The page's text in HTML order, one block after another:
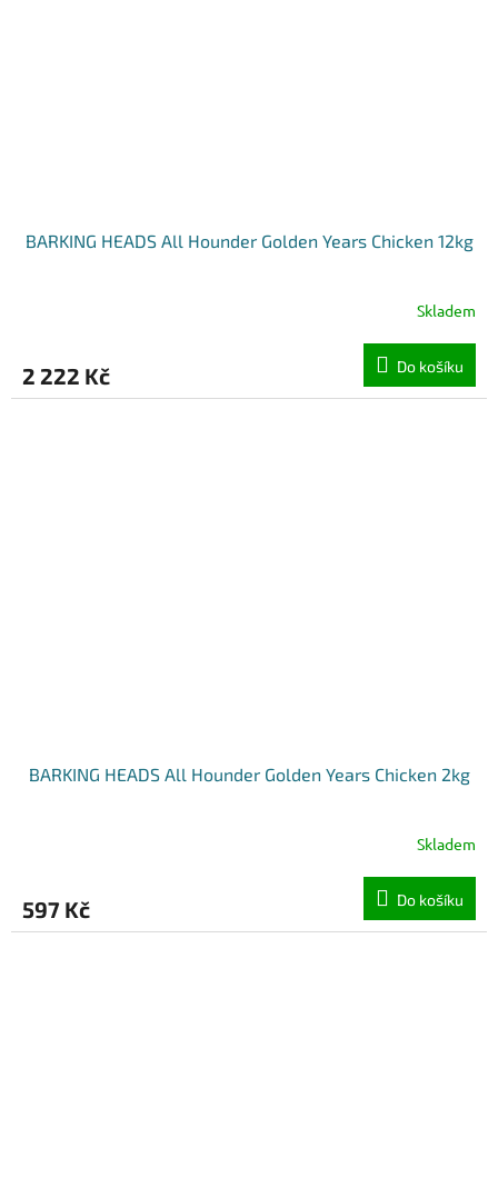
BARKING HEADS All Hounder Golden Years Chicken 12kg
Skladem
2 222 Kč Do košíku
BARKING HEADS All Hounder Golden Years Chicken 2kg
Skladem
597 Kč Do košíku